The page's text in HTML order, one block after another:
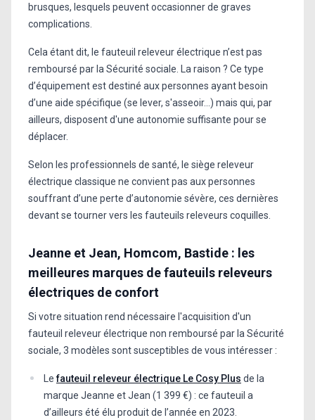
brusques, lesquels peuvent occasionner de graves
complications.
Cela étant dit, le fauteuil releveur électrique n’est pas
remboursé par la Sécurité sociale. La raison ? Ce type
d’équipement est destiné aux personnes ayant besoin
d’une aide spécifique (se lever, s'asseoir...) mais qui, par
ailleurs, disposent d'une autonomie suffisante pour se
déplacer.
Selon les professionnels de santé, le siège releveur
électrique classique ne convient pas aux personnes
souffrant d’une perte d’autonomie sévère, ces dernières
devant se tourner vers les fauteuils releveurs coquilles.
Jeanne et Jean, Homcom, Bastide : les
meilleures marques de fauteuils releveurs
électriques de confort
Si votre situation rend nécessaire l'acquisition d'un
fauteuil releveur électrique non remboursé par la Sécurité
sociale, 3 modèles sont susceptibles de vous intéresser :
Lefauteuil releveur électrique Le Cosy Plus de la
marque Jeanne et Jean (1 399 €) : ce fauteuil a
d’ailleurs été élu produit de l’année en 2023.